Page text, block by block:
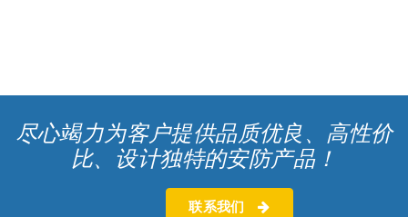
尽心竭力为客户提供品质优良、高性价
比、设计独特的安防产品！
联系我们